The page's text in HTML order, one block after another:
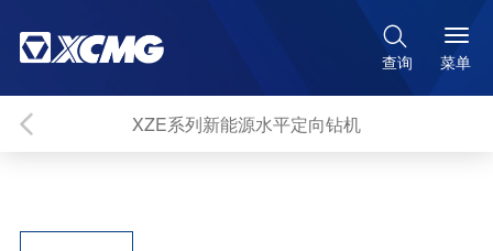

查询 菜单
XZE系列新能源水平定向钻机